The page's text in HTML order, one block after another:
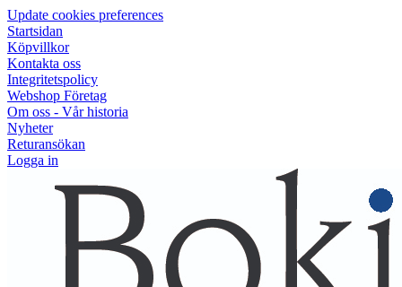
Update cookies preferences
Startsidan
Köpvillkor
Kontakta oss
Integritetspolicy
Webshop Företag
Om oss - Vår historia
Nyheter
Returansökan
Logga in